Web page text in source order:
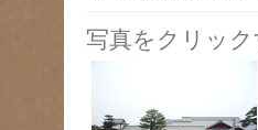
写真をクリッ